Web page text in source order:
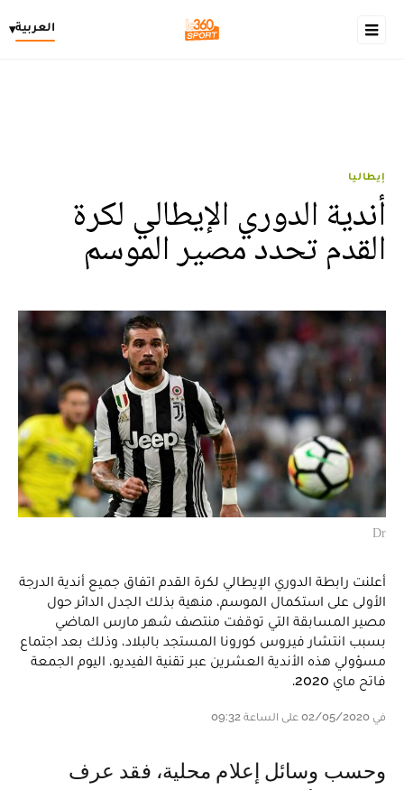
العربية▾
إيطاليا
أندية الدوري الإيطالي لكرة
القدم تحدد مصير الموسم
Dr
أعلنت رابطة الدوري الإيطالي لكرة القدم اتفاق جميع أندية الدرجة
الأولى على استكمال الموسم، منهية بذلك الجدل الدائر حول
مصير المسابقة التي توقفت منتصف شهر مارس الماضي
بسبب انتشار فيروس كورونا المستجد بالبلاد، وذلك بعد اجتماع
مسؤولي هذه الأندية العشرين عبر تقنية الفيديو، اليوم الجمعة
فاتح ماي 2020.
في 02/05/2020 على الساعة 09:32
وحسب وسائل إعلام محلية، فقد عرف